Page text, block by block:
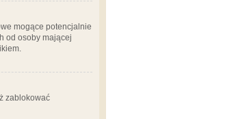
mogące potencjalnie
od osoby mającej
zablokować